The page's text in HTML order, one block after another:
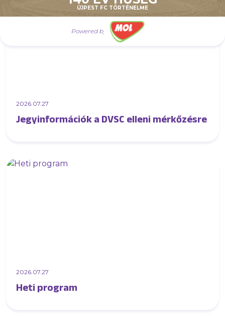
ÚJPEST FC TÖRTÉNELME
Powered by
2026.07.27
Jegyinformációk a DVSC elleni mérkőzésre
2026.07.27
Heti program